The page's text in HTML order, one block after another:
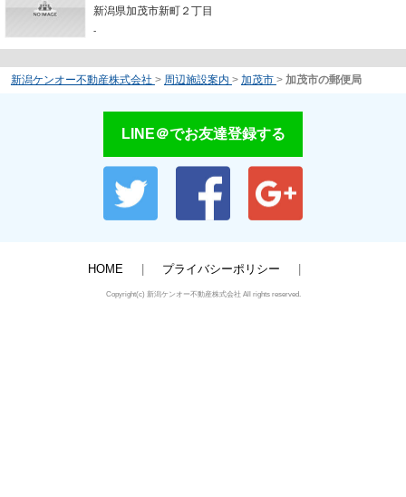
新潟県加茂市新町２丁目
-
新潟ケンオー不動産株式会社 > 周辺施設案内 > 加茂市 > 加茂市の郵便局
LINE＠でお友達登録する
HOME プライバシーポリシー
Copyright(c) 新潟ケンオー不動産株式会社 All rights reserved.